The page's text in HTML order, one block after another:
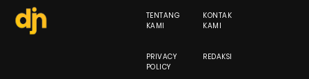
TENTANG
KAMI
KONTAK
KAMI
PRIVACY
POLICY
REDAKSI